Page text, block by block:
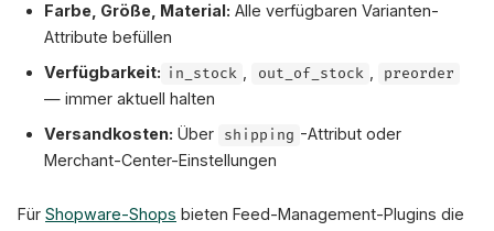
Farbe, Größe, Material: Alle verfügbaren Varianten-
Attribute befüllen
Verfügbarkeit: in_stock out_of_stock preorder
— immer aktuell halten
Versandkosten: Über shipping -Attribut oder
Merchant-Center-Einstellungen
Für Shopware-Shops bieten Feed-Management-Plugins die